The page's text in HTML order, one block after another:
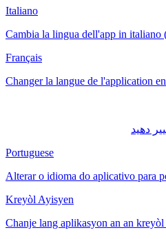
Italiano
Cambia la lingua dell'app in italiano
Français
Changer la langue de l'application
Portuguese
Alterar o idioma do aplicativo para
Kreyòl Ayisyen
Chanje lang aplikasyon an an